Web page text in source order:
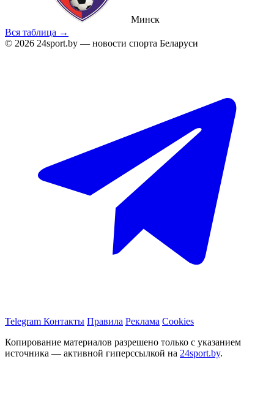
Минск
Вся таблица →
© 2026 24sport.by — новости спорта Беларуси
Telegram Контакты Правила Реклама Cookies
Копирование материалов разрешено только с указанием
источника — активной гиперссылкой на 24sport.by.